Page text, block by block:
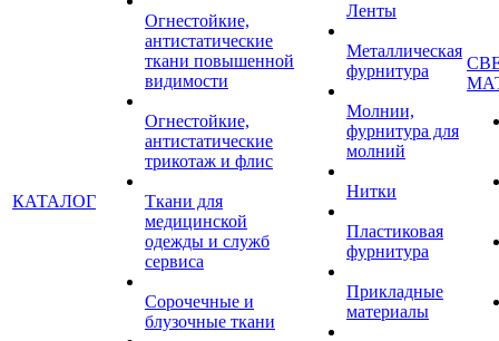
КАТАЛОГ
Огнестойкие,
антистатические
ткани повышенной
видимости
Огнестойкие,
антистатические
трикотаж и флис
Ткани для
медицинской
одежды и служб
сервиса
Сорочечные и
блузочные ткани
Ленты
Металлическая
фурнитура
Молнии,
фурнитура для
молний
Нитки
Пластиковая
фурнитура
Прикладные
материалы